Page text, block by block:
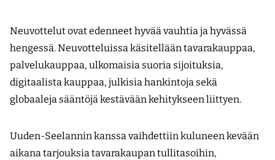
Neuvottelut ovat edenneet hyvää vauhtia ja hyvässä
hengessä. Neuvotteluissa käsitellään tavarakauppaa,
palvelukauppaa, ulkomaisia suoria sijoituksia,
digitaalista kauppaa, julkisia hankintoja sekä
globaaleja sääntöjä kestävään kehitykseen liittyen.
Uuden-Seelannin kanssa vaihdettiin kuluneen kevään
aikana tarjouksia tavarakaupan tullitasoihin,